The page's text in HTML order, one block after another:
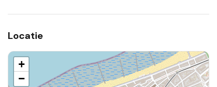
Locatie
+
−